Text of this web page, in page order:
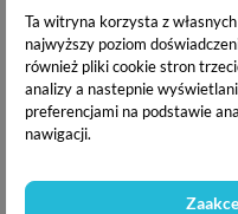
Ta witryna korzysta z
najwyższy poziom
również pliki cookie stron
analizy a nastepnie
preferencjami na podstawie
nawigacji.